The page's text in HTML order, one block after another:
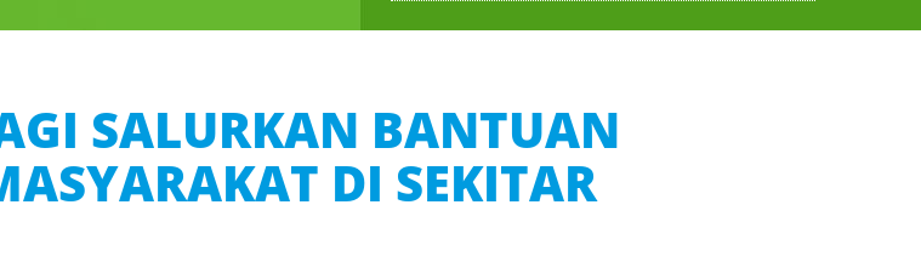
SALURKAN BANTUAN
DI SEKITAR